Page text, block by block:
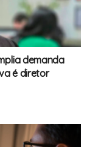
demanda
é diretor